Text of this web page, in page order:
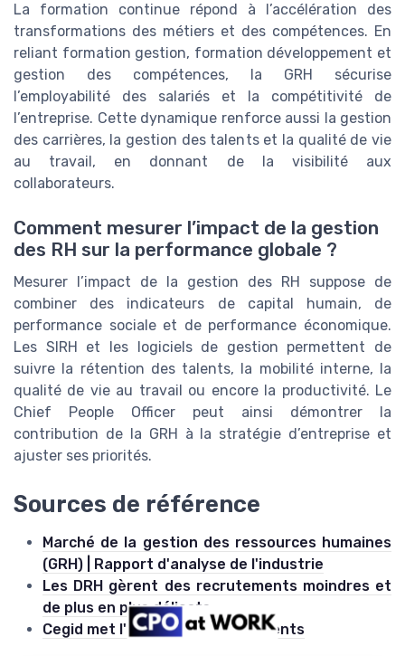
La formation continue répond à l’accélération des
transformations des métiers et des compétences. En
reliant formation gestion, formation développement et
gestion des compétences, la GRH sécurise
l’employabilité des salariés et la compétitivité de
l’entreprise. Cette dynamique renforce aussi la gestion
des carrières, la gestion des talents et la qualité de vie
au travail, en donnant de la visibilité aux
collaborateurs.
Comment mesurer l’impact de la gestion
des RH sur la performance globale ?
Mesurer l’impact de la gestion des RH suppose de
combiner des indicateurs de capital humain, de
performance sociale et de performance économique.
Les SIRH et les logiciels de gestion permettent de
suivre la rétention des talents, la mobilité interne, la
qualité de vie au travail ou encore la productivité. Le
Chief People Officer peut ainsi démontrer la
contribution de la GRH à la stratégie d’entreprise et
ajuster ses priorités.
Sources de référence
Marché de la gestion des ressources humaines
(GRH) | Rapport d'analyse de l'industrie
Les DRH gèrent des recrutements moindres et
de plus en plus délicats
Cegid met l'IA au service des talents